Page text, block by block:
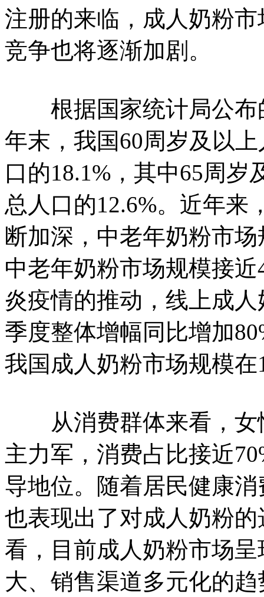
注册的来临，成人奶粉
竞争也将逐渐加剧。
根据国家统计局公布
年末，我国60周岁及以
口的18.1%，其中65周岁
总人口的12.6%。近年来
断加深，中老年奶粉市
中老年奶粉市场规模接
炎疫情的推动，线上成
季度整体增幅同比增加
我国成人奶粉市场规模在
从消费群体来看，女
主力军，消费占比接近
导地位。随着居民健康
也表现出了对成人奶粉
看，目前成人奶粉市场
大、销售渠道多元化的